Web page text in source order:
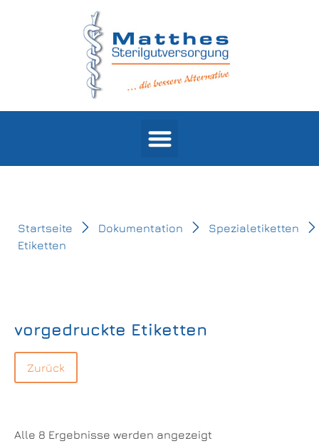
Startseite Dokumentation
Spezialetiketten
Etiketten
vorgedruckte Etiketten
Alle 8 Ergebnisse werden angezeigt